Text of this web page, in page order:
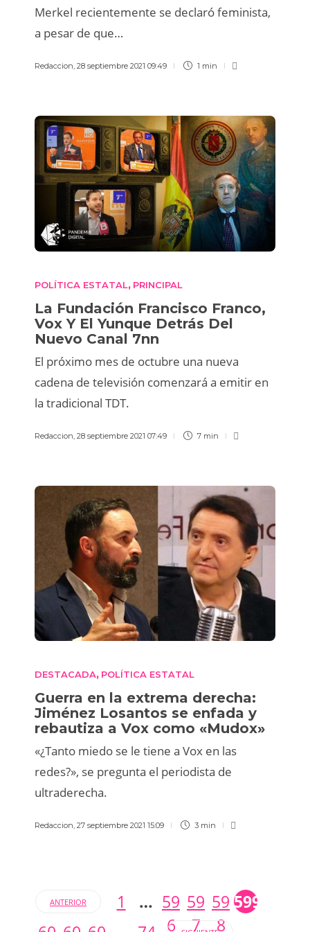
Merkel recientemente se declaró feminista,
a pesar de que…
Redaccion, 28 septiembre 2021 09:49 1 min
POLÍTICA ESTATAL, PRINCIPAL
La Fundación Francisco Franco,
Vox Y El Yunque Detrás Del
Nuevo Canal 7nn
El próximo mes de octubre una nueva
cadena de televisión comenzará a emitir en
la tradicional TDT.
Redaccion 28 septiembre 2021 07:49 7 min
DESTACADA, POLÍTICA ESTATAL
Guerra en la extrema derecha:
Jiménez Losantos se enfada y
rebautiza a Vox como «Mudox»
«¿Tanto miedo se le tiene a Vox en las
redes?», se pregunta el periodista de
ultraderecha.
Redaccion, 27 septiembre 2021 15:09 3 min
ANTERIOR 1 … 59
6
59
7
59
8
599